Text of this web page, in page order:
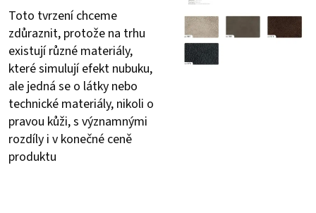
Toto tvrzení chceme
zdůraznit, protože na trhu
existují různé materiály,
které simulují efekt nubuku,
ale jedná se o látky nebo
technické materiály, nikoli o
pravou kůži, s významnými
rozdíly i v konečné ceně
produktu